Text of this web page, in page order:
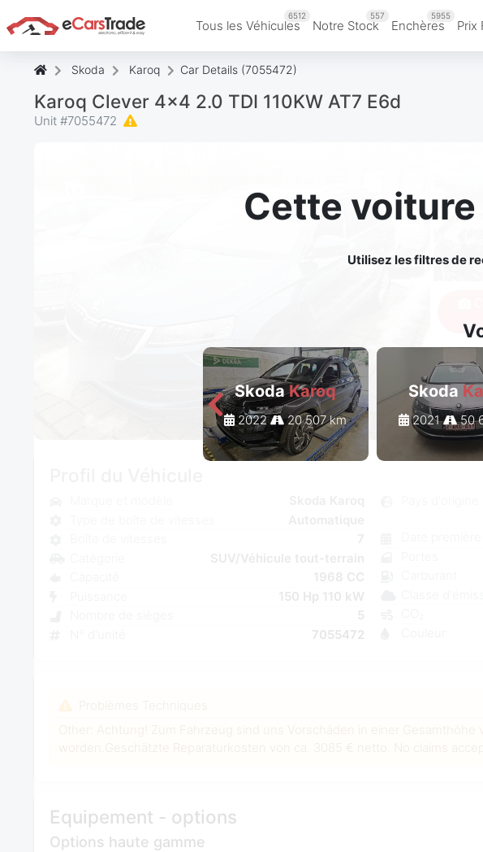
Tous les Véhicules
6512
Notre Stock
557
Enchères
5955
Prix
Skoda Karoq Car Details (7055472)
Karoq Clever 4x4 2.0 TDI 110KW AT7 E6d
Unit #7055472
Cette
Utilisez les filtres de
SkodaKaroq
2022 20 507 km
Skoda
2021 50
150 Hp 110 kW
5
7055472
worden.Geschätzte Reparaturkosten von ca. 3085 € netto. No claims
Equipement - options
Options haute gamme